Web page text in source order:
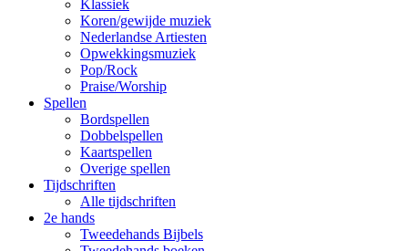
Klassiek
Koren/gewijde muziek
Nederlandse Artiesten
Opwekkingsmuziek
Pop/Rock
Praise/Worship
Spellen
Bordspellen
Dobbelspellen
Kaartspellen
Overige spellen
Tijdschriften
Alle tijdschriften
2e hands
Tweedehands Bijbels